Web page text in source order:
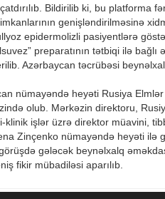
Bildirilib ki, bu platforma
genişləndirilməsinə
epidermolizli pasiyentlərə
preparatının tətbiqi ilə
Azərbaycan təcrübəsi
nümayəndə heyəti Rusiya Elmlər
olub. Mərkəzin direktoru,
klinik işlər üzrə direktor müavini,
Zinçenko nümayəndə heyəti ilə
gələcək beynəlxalq
fikir mübadiləsi aparılıb.